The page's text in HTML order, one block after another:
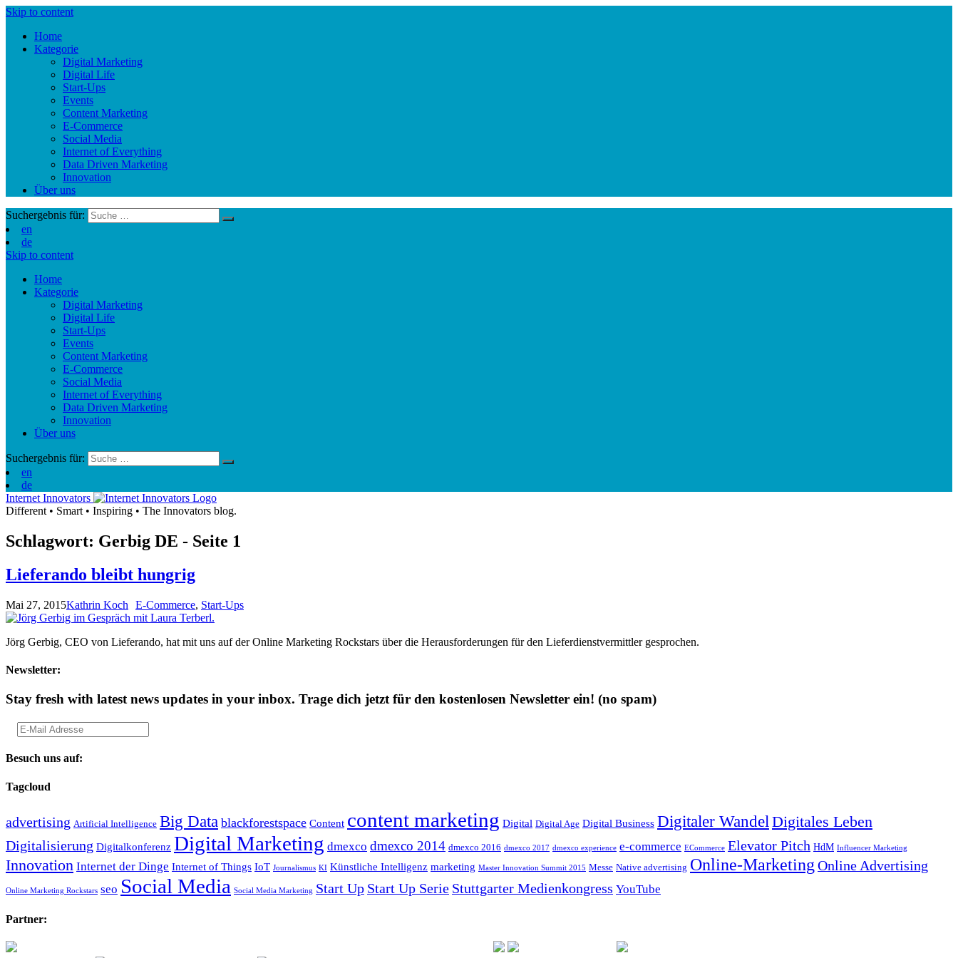
Skip to content
Home
Kategorie
Digital Marketing
Digital Life
Start-Ups
Events
Content Marketing
E-Commerce
Social Media
Internet of Everything
Data Driven Marketing
Innovation
Über uns
Suchergebnis für:
en
de
Skip to content
Home
Kategorie
Digital Marketing
Digital Life
Start-Ups
Events
Content Marketing
E-Commerce
Social Media
Internet of Everything
Data Driven Marketing
Innovation
Über uns
Suchergebnis für:
en
de
Internet Innovators
Different • Smart • Inspiring • The Innovators blog.
Schlagwort: Gerbig DE - Seite 1
Lieferando bleibt hungrig
Mai 27, 2015Kathrin Koch E-Commerce, Start-Ups
Jörg Gerbig, CEO von Lieferando, hat mit uns auf der Online Marketing Rockstars über die Herausforderungen für den Lieferdienstvermittler gesprochen.
Newsletter:
Stay fresh with latest news updates in your inbox. Trage dich jetzt für den kostenlosen Newsletter ein! (no spam)
Besuch uns auf:
Tagcloud
advertising Artificial Intelligence Big Data blackforestspace Content content marketing Digital Digital Age Digital Business Digitaler Wandel Digitales Leben
Digitalisierung Digitalkonferenz Digital Marketing dmexco dmexco 2014 dmexco 2016 dmexco 2017 dmexco experience e-commerce ECommerce Elevator Pitch HdM Influencer Marketing
Innovation Internet der Dinge Internet of Things IoT Journalismus KI Künstliche Intelligenz marketing Master Innovation Summit 2015 Messe Native advertising Online-Marketing Online Advertising
Online Marketing Rockstars seo Social Media Social Media Marketing Start Up Start Up Serie Stuttgarter Medienkongress YouTube
Partner: